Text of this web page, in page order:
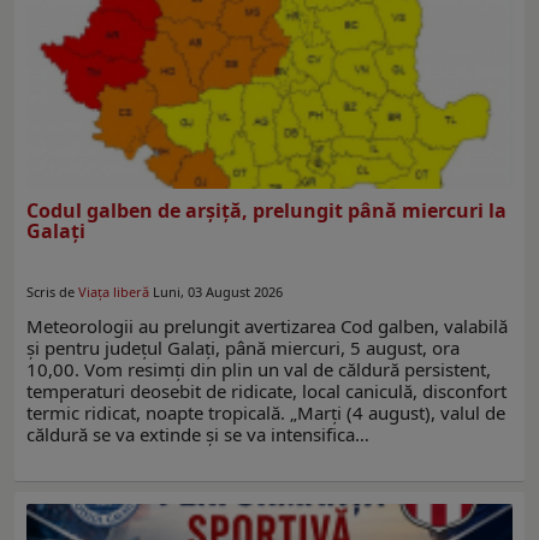
Codul galben de arşiţă, prelungit până miercuri la
Galaţi
Scris de Viaţa liberă Luni, 03 August 2026
Meteorologii au prelungit avertizarea Cod galben, valabilă
şi pentru judeţul Galaţi, până miercuri, 5 august, ora
10,00. Vom resimţi din plin un val de căldură persistent,
temperaturi deosebit de ridicate, local caniculă, disconfort
termic ridicat, noapte tropicală. „Marți (4 august), valul de
căldură se va extinde și se va intensifica…